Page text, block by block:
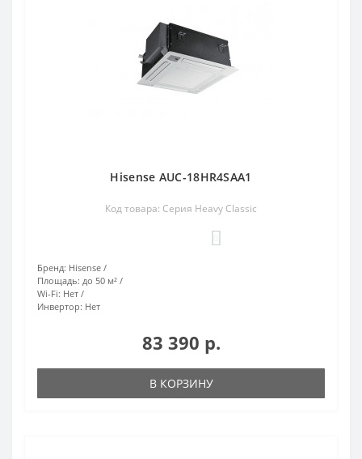
Hisense AUC-18HR4SAA1
Код товара: Серия Heavy Classic
Бренд: Hisense
Площадь: до 50 м²
Wi-Fi: Нет
Инвертор: Нет
83 390 р.
В КОРЗИНУ